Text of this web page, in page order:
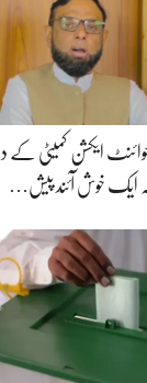
جوائنٹ ایکشن کمیٹی
ایک خوش آئند پیش…